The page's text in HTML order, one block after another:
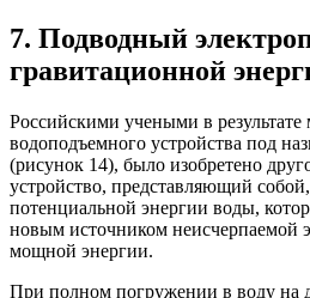
7. Подводный
гравитационной
Российскими учеными в результате
водоподъемного устройства под
(рисунок 14), было изобретено
устройство, представляющий
потенциальной энергии воды,
новым источником неисчерпаемой
мощной энергии.
При полном погружении в воду на